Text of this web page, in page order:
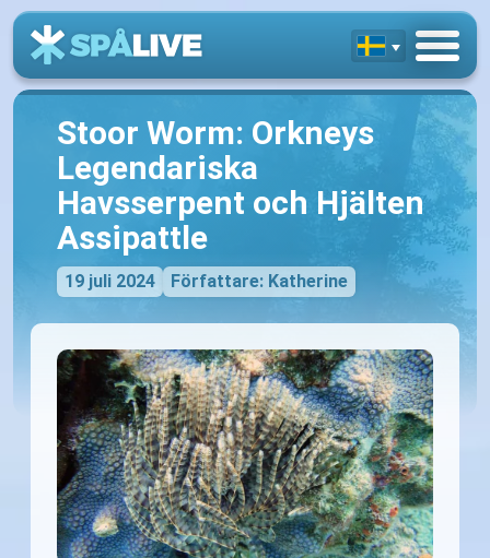
Stoor Worm: Orkneys
Legendariska
Havsserpent och Hjälten
Assipattle
19 juli 2024 Författare: Katherine